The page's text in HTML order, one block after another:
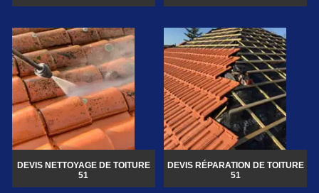
DEVIS NETTOYAGE DE TOITURE
51
DEVIS RÉPARATION DE TOITURE
51